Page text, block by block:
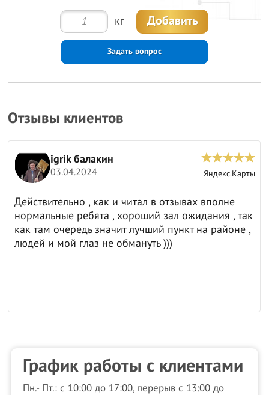
кг Добавить
Задать вопрос
Отзывы клиентов
igrik балакин
03.04.2024 Яндекс.Карты
Действительно , как и читал в отзывах вполне
нормальные ребята , хороший зал ожидания , так
как там очередь значит лучший пункт на районе ,
людей и мой глаз не обмануть )))
График работы с клиентами
Пн.- Пт.: с 10:00 до 17:00, перерыв с 13:00 до